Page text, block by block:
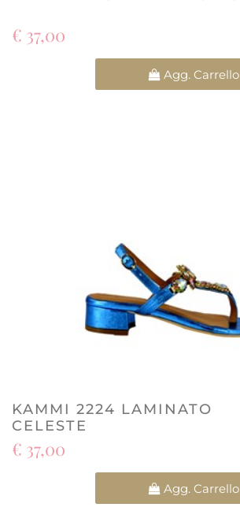
€ 37,00
Agg. Carrello
KAMMI 2224 LAMINATO
CELESTE
€ 37,00
Agg. Carrello